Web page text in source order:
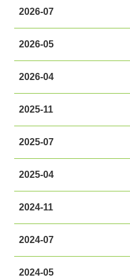
2026-07
2026-05
2026-04
2025-11
2025-07
2025-04
2024-11
2024-07
2024-05